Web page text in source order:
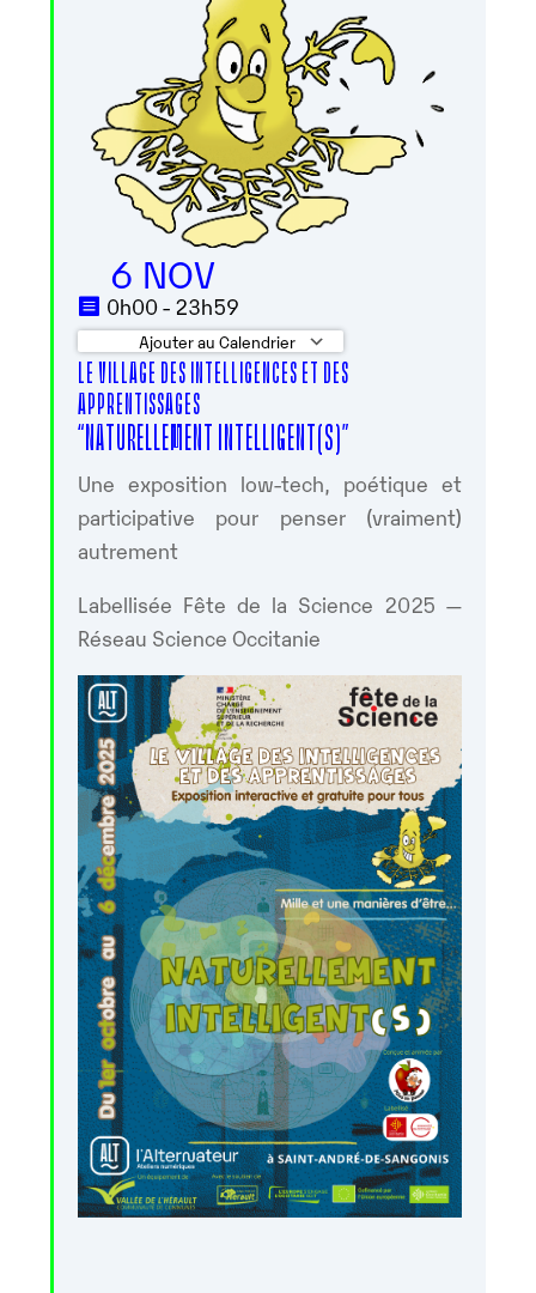
6 NOV
0h00 - 23h59
Ajouter au Calendrier
Télécharger ICS
LE VILLAGE DES INTELLIGENCES ET DES
APPRENTISSAGES
“NATURELLEMENT INTELLIGENT(S)”
Une exposition low-tech, poétique et
participative pour penser (vraiment)
autrement
Labellisée Fête de la Science 2025 —
Réseau Science Occitanie